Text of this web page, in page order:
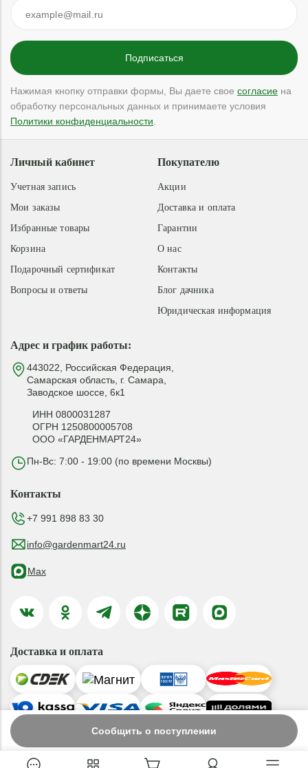
Сообщить о поступлении
Нажимая кнопку отправки формы, Вы даете свое согласие на
обработку персональных данных и принимаете условия
Политики конфиденциальности
Адрес и график работы:
443022, Российская Федерация,
Самарская область, г. Самара,
Заводское шоссе, 6к1
ИНН 0800031287
ОГРН 1250800005708
ООО «ГАРДЕНМАРТ24»
Пн-Вс: 7:00 - 19:00 (по времени Москвы)
Покупателю
Акции
Доставка и оплата
Гарантии
О нас
Контакты
Блог дачника
Юридическая информация
Личный кабинет
Учетная запись
Мои заказы
Избранные товары
Корзина
Подарочный сертификат
Вопросы и ответы
Контакты
+7 991 898 83 30
info@gardenmart24.ru
Max
Доставка и оплата
© 2019-2026 ООО «ГАРДЕНМАРТ24»